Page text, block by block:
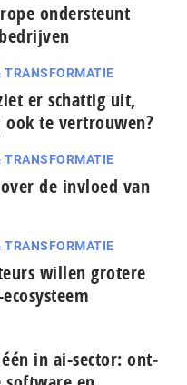
ondersteunt
TRANSFORMATIE
er schattig uit,
te vertrouwen?
TRANSFORMATIE
de invloed van
TRANSFORMATIE
willen grotere
in ai-sector: ont­